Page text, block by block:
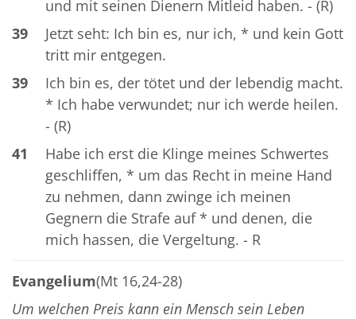
und mit seinen Dienern Mitleid haben. - (R)
39
Jetzt seht: Ich bin es, nur ich, * und kein Gott
tritt mir entgegen.
39
Ich bin es, der tötet und der lebendig macht.
* Ich habe verwundet; nur ich werde heilen.
- (R)
41
Habe ich erst die Klinge meines Schwertes
geschliffen, * um das Recht in meine Hand
zu nehmen, dann zwinge ich meinen
Gegnern die Strafe auf * und denen, die
mich hassen, die Vergeltung. - R
Evangelium(Mt 16,24-28)
Um welchen Preis kann ein Mensch sein Leben